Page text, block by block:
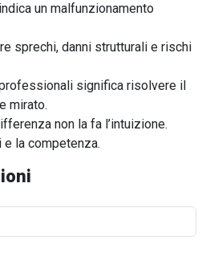
un malfunzionamento
sprechi, danni strutturali e rischi
significa risolvere il
mirato.
non la fa l’intuizione.
e la competenza.